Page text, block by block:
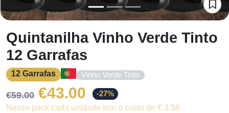
Quintanilha Vinho Verde Tinto
12 Garrafas
12 Garrafas Vinho Verde Tinto
€59.00 O
€43.00 O-27%
Nesse pack cada unidade tem o custo de € 3.58